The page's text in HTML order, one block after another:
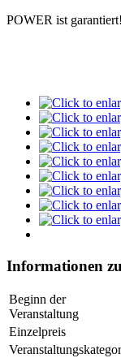
POWER ist
Informationen
Beginn der
Veranstaltung
Einzelpreis